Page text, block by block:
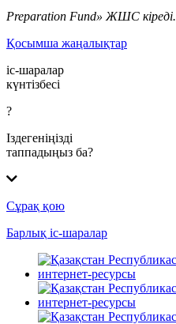
Preparation Fund» ЖШС кіреді.
Қосымша жаңалықтар
іс-шаралар
күнтізбесі
?
Іздегеніңізді
таппадыңыз ба?
Сұрақ қою
Барлық іс-шаралар